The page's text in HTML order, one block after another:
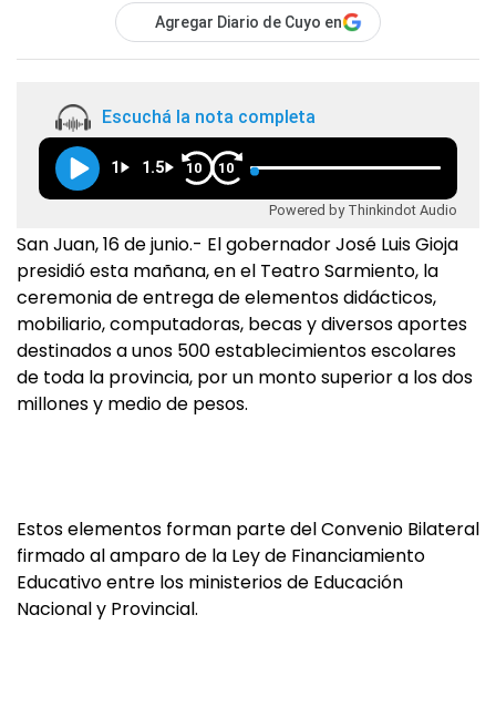
Agregar Diario de Cuyo en
Escuchá la nota completa
1 1.5 10 10
Powered by Thinkindot Audio
San Juan, 16 de junio.- El gobernador José Luis Gioja
presidió esta mañana, en el Teatro Sarmiento, la
ceremonia de entrega de elementos didácticos,
mobiliario, computadoras, becas y diversos aportes
destinados a unos 500 establecimientos escolares
de toda la provincia, por un monto superior a los dos
millones y medio de pesos.
Estos elementos forman parte del Convenio Bilateral
firmado al amparo de la Ley de Financiamiento
Educativo entre los ministerios de Educación
Nacional y Provincial.